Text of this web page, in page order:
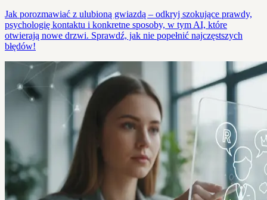
Jak porozmawiać z ulubioną gwiazdą – odkryj szokujące prawdy,
psychologię kontaktu i konkretne sposoby, w tym AI, które
otwierają nowe drzwi. Sprawdź, jak nie popełnić najczęstszych
błędów!